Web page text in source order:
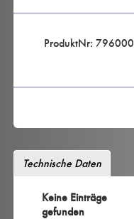
ProduktNr: 796000
Technische Daten
Keine Einträge
gefunden